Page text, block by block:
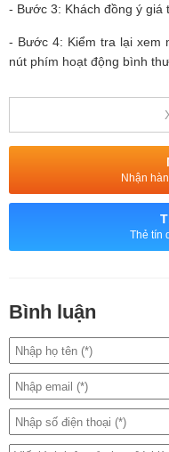
- Bước 3: Khách đồng ý giá
- Bước 4: Kiểm tra lại xem
nút phím hoạt động bình
- Bước 5: Bàn giao lại
nhận phiếu hóa đơn kiêm
- Thời hạn bảo hành 6 tháng
- Đổi mới nếu phát sinh lỗi
Thông tin liên hệ:
+ Số hotline:0972346663
+ Facebook: https://
Nhận
Thẻ tín
Bình luận